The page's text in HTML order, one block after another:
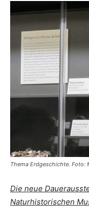
Thema Erdgeschichte. Foto:
Die neue
Naturhistorischen